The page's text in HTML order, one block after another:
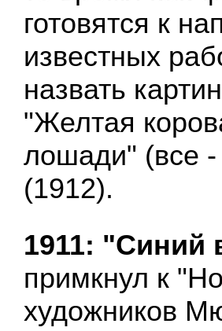
готовятся к
известных
назвать
"Желтая
лошади" (все -
(1912).
1911: "Синий
примкнул к
художников